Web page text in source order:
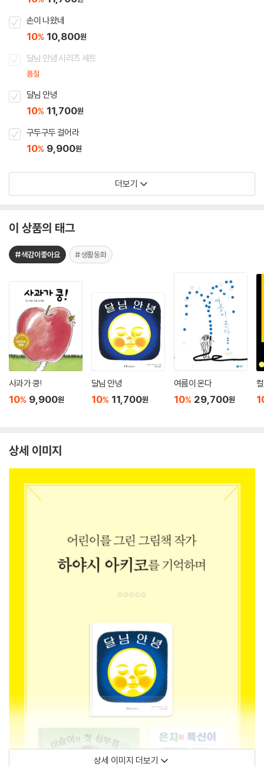
손이 나왔네
10% 10,800원
달님 안녕 시리즈 세트
품절
달님 안녕
10% 11,700원
구두구두 걸어라
10% 9,900원
더보기
이 상품의 태그
#색감이좋아요 #생활동화
사과가 쿵!
10% 9,900원
달님 안녕
10% 11,700원
여름이 온다
10% 29,700원
상세 이미지
상세 이미지 더보기